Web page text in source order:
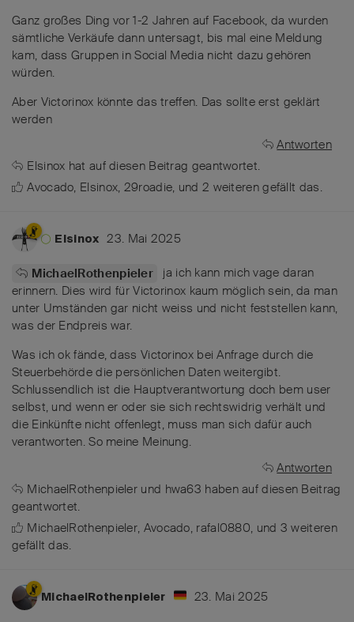
Ganz großes Ding vor 1-2 Jahren auf Facebook, da wurden
sämtliche Verkäufe dann untersagt, bis mal eine Meldung
kam, dass Gruppen in Social Media nicht dazu gehören
würden.
Aber Victorinox könnte das treffen. Das sollte erst geklärt
werden
Antworten
Elsinox hat auf diesen Beitrag geantwortet.
Avocado, Elsinox, 29roadie, und 2 weiterengefällt das.
Elsinox 23. Mai 2025
MichaelRothenpieler
ja ich kann mich vage daran
erinnern. Dies wird für Victorinox kaum möglich sein, da man
unter Umständen gar nicht weiss und nicht feststellen kann,
was der Endpreis war.
Was ich ok fände, dass Victorinox bei Anfrage durch die
Steuerbehörde die persönlichen Daten weitergibt.
Schlussendlich ist die Hauptverantwortung doch bem user
selbst, und wenn er oder sie sich rechtswidrig verhält und
die Einkünfte nicht offenlegt, muss man sich dafür auch
verantworten. So meine Meinung.
Antworten
MichaelRothenpieler und hwa63 habenauf diesen Beitrag
geantwortet.
MichaelRothenpieler, Avocado, rafal0880, und 3 weiteren
gefällt das.
MichaelRothenpieler 23. Mai 2025